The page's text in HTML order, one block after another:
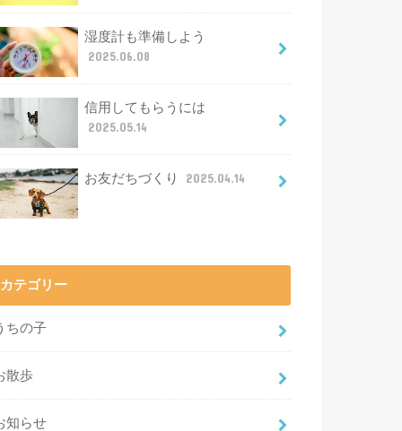
湿度計も準備しよう
2025.06.08
信用してもらうには
2025.05.14
お友だちづくり 2025.04.14
カテゴリー
ちの子
散歩
知らせ